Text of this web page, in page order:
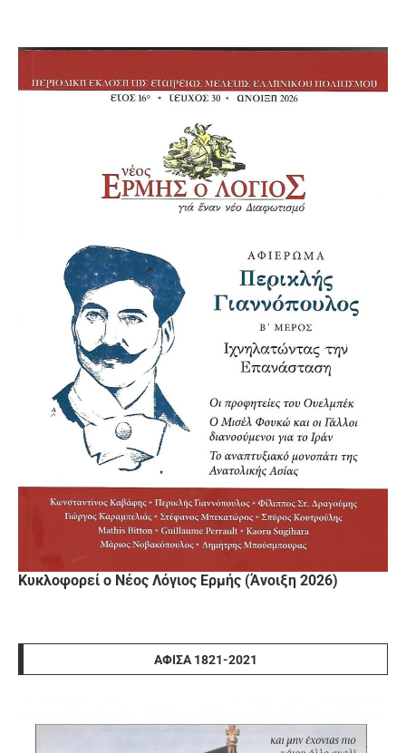
Κυκλοφορεί ο Νέος Λόγιος Ερμής (Άνοιξη 2026)
ΑΦΊΣΑ 1821-2021